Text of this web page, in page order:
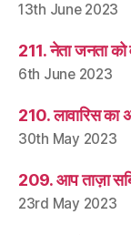
13th June 2023
211. नेता जनता को
6th June 2023
210. लावारिस का
30th May 2023
209. आप ताज़ा
23rd May 2023